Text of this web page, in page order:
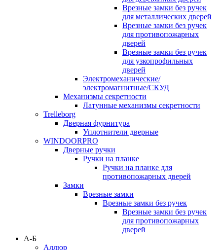
Врезные замки без ручек
для металлических дверей
Врезные замки без ручек
для противопожарных
дверей
Врезные замки без ручек
для узкопрофильных
дверей
Электромеханические/
электромагнитные/СКУД
Механизмы секретности
Латунные механизмы секретности
Trelleborg
Дверная фурнитура
Уплотнители дверные
WINDOORPRO
Дверные ручки
Ручки на планке
Ручки на планке для
противопожарных дверей
Замки
Врезные замки
Врезные замки без ручек
Врезные замки без ручек
для противопожарных
дверей
А-Б
Аллюр